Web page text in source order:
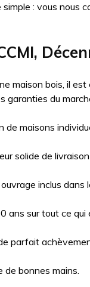
: vous nous
maison bois, il
garanties du
maisons
solide de
inclus dans
ans sur tout ce qui
parfait
de bonnes mains.